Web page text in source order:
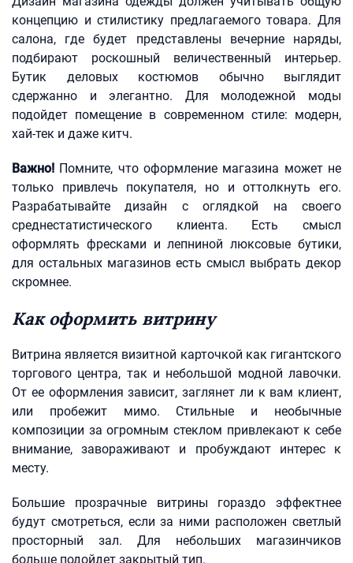
концепцию и стилистику предлагаемого товара. Для
салона, где будет представлены вечерние наряды,
подбирают роскошный величественный интерьер.
Бутик деловых костюмов обычно выглядит
сдержанно и элегантно. Для молодежной моды
подойдет помещение в современном стиле: модерн,
хай-тек и даже китч.
Важно! Помните, что оформление магазина может не
только привлечь покупателя, но и оттолкнуть его.
Разрабатывайте дизайн с оглядкой на своего
среднестатистического клиента. Есть смысл
оформлять фресками и лепниной люксовые бутики,
для остальных магазинов есть смысл выбрать декор
скромнее.
Как оформить витрину
Витрина является визитной карточкой как гигантского
торгового центра, так и небольшой модной лавочки.
От ее оформления зависит, заглянет ли к вам клиент,
или пробежит мимо. Стильные и необычные
композиции за огромным стеклом привлекают к себе
внимание, завораживают и пробуждают интерес к
месту.
Большие прозрачные витрины гораздо эффектнее
будут смотреться, если за ними расположен светлый
просторный зал. Для небольших магазинчиков
больше подойдет закрытый тип.